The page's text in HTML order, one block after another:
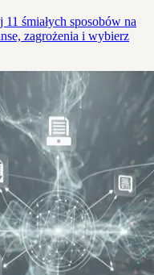
śmiałych sposobów na
zagrożenia i wybierz